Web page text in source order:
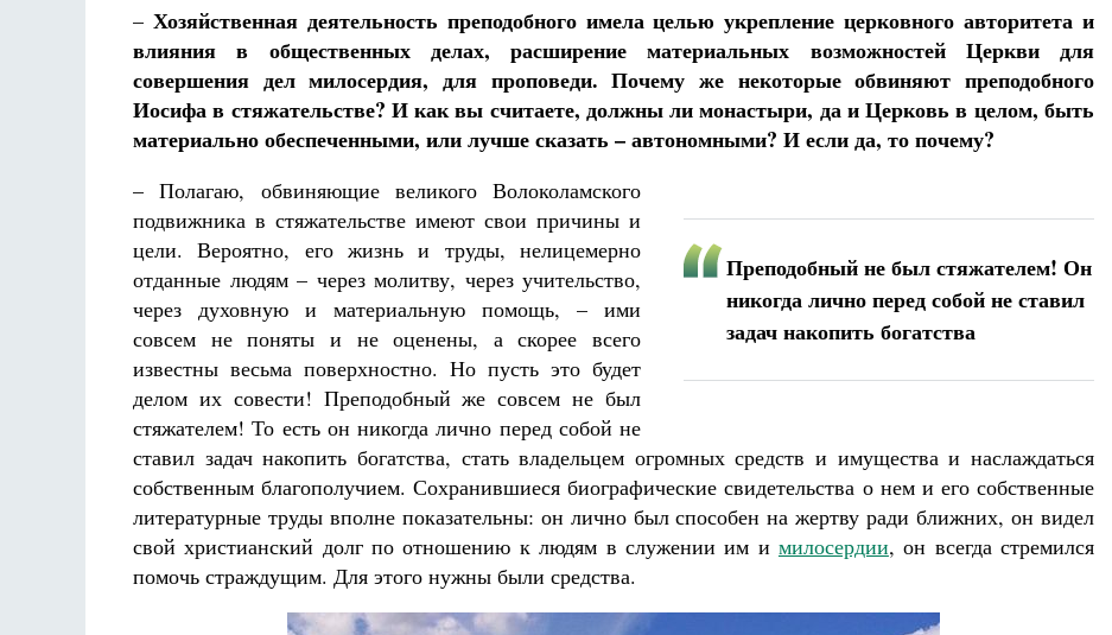
– Хозяйственная деятельность преподобного имела целью укрепление церковного авторитета и
влияния в общественных делах, расширение материальных возможностей Церкви для
совершения дел милосердия, для проповеди. Почему же некоторые обвиняют преподобного
Иосифа в стяжательстве? И как вы считаете, должны ли монастыри, да и Церковь в целом, быть
материально обеспеченными, или лучше сказать – автономными? И если да, то почему?
Преподобный не был стяжателем! Он
никогда лично перед собой не ставил
задач накопить богатства
– Полагаю, обвиняющие великого Волоколамского
подвижника в стяжательстве имеют свои причины и
цели. Вероятно, его жизнь и труды, нелицемерно
отданные людям – через молитву, через учительство,
через духовную и материальную помощь, – ими
совсем не поняты и не оценены, а скорее всего
известны весьма поверхностно. Но пусть это будет
делом их совести! Преподобный же совсем не был
стяжателем! То есть он никогда лично перед собой не
ставил задач накопить богатства, стать владельцем огромных средств и имущества и наслаждаться
собственным благополучием. Сохранившиеся биографические свидетельства о нем и его собственные
литературные труды вполне показательны: он лично был способен на жертву ради ближних, он видел
свой христианский долг по отношению к людям в служении им и милосердии, он всегда стремился
помочь страждущим. Для этого нужны были средства.